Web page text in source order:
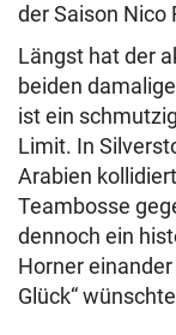
der Saison Nico
Längst hat der
beiden
ist ein
Limit. In
Arabien
Teambosse
dennoch ein
Horner
Glück“